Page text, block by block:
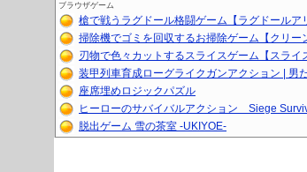
ブラウザゲーム
槍で戦うラグドール格闘ゲーム【ラグドールア
掃除機でゴミを回収するお掃除ゲーム【クリー
刃物で色々カットするスライスゲーム【スライ
装甲列車育成ローグライクガンアクション | 男
座席埋めロジックパズル
ヒーローのサバイバルアクション Siege
脱出ゲーム 雪の茶室 -UKIYOE-